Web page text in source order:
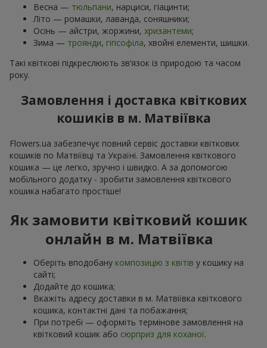
Весна — тюльпани, нарциси, гіацинти;
Літо — ромашки, лаванда, соняшники;
Осінь — айстри, жоржини, хризантеми;
Зима — троянди, гіпсофіла, хвойні елементи, шишки.
Такі квіткові підкреслюють зв’язок із природою та часом
року.
Замовлення і доставка квіткових
кошиків в м. Матвіївка
Flowers.ua забезпечує повний сервіс доставки квіткових
кошиків по Матвіївці та Україні. Замовлення квіткового
кошика — це легко, зручно і швидко. А за допомогою
мобільного додатку - зробити замовлення квіткового
кошика набагато простіше!
Як замовити квітковий кошик
онлайн в м. Матвіївка
Оберіть вподобану композицію з квітів у кошику на
сайті;
Додайте до кошика;
Вкажіть адресу доставки в м. Матвіївка квіткового
кошика, контактні дані та побажання;
При потребі — оформіть термінове замовлення на
квітковий кошик або сюрприз для коханої.